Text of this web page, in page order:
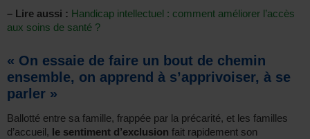
– Lire aussi : Handicap intellectuel : comment améliorer l’accès
aux soins de santé ?
« On essaie de faire un bout de chemin
ensemble, on apprend à s’apprivoiser, à se
parler »
Ballotté entre sa famille, frappée par la précarité, et les familles
d’accueil, le sentiment d’exclusion fait rapidement son